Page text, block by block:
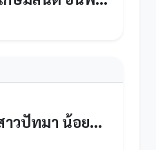
นางสาวปัทมา น้อยม่วง